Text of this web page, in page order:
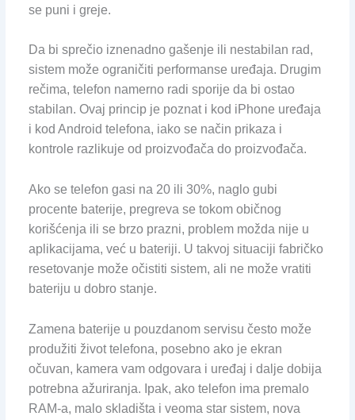
se puni i greje.
Da bi sprečio iznenadno gašenje ili nestabilan rad,
sistem može ograničiti performanse uređaja. Drugim
rečima, telefon namerno radi sporije da bi ostao
stabilan. Ovaj princip je poznat i kod iPhone uređaja
i kod Android telefona, iako se način prikaza i
kontrole razlikuje od proizvođača do proizvođača.
Ako se telefon gasi na 20 ili 30%, naglo gubi
procente baterije, pregreva se tokom običnog
korišćenja ili se brzo prazni, problem možda nije u
aplikacijama, već u bateriji. U takvoj situaciji fabričko
resetovanje može očistiti sistem, ali ne može vratiti
bateriju u dobro stanje.
Zamena baterije u pouzdanom servisu često može
produžiti život telefona, posebno ako je ekran
očuvan, kamera vam odgovara i uređaj i dalje dobija
potrebna ažuriranja. Ipak, ako telefon ima premalo
RAM-a, malo skladišta i veoma star sistem, nova